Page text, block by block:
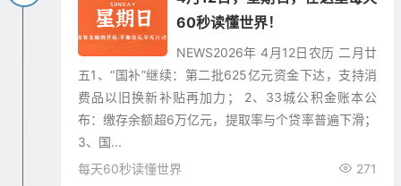
60秒读懂世界！
NEWS​2026年 4月12日农历 二月廿
五1、“国补”继续：第二批625亿元资金下达，支持消
费品以旧换新补贴再加力； 2、33城公积金账本公
布：缴存余额超6万亿元，提取率与个贷率普遍下滑；
3、国...
每天60秒读懂世界 271